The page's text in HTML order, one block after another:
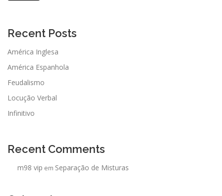
Recent Posts
América Inglesa
América Espanhola
Feudalismo
Locução Verbal
Infinitivo
Recent Comments
m98 vip em Separação de Misturas